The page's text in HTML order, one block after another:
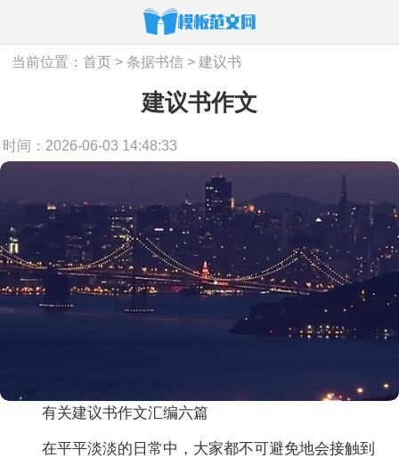
当前位置：首页 >条据书信 > 建议书
建议书作文
时间：2026-06-03 14:48:33
有关建议书作文汇编六篇
在平平淡淡的日常中，大家都不可避免地会接触到